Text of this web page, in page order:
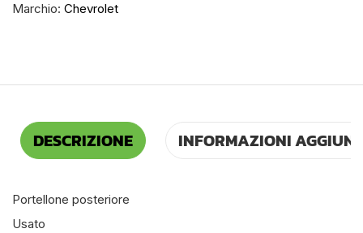
Marchio: Chevrolet
DESCRIZIONE INFORMAZIONI
Portellone posteriore
Usato